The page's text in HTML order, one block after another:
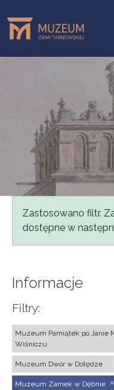
Komunikat
Zastosowano filtr.
dostępne w
Informacje
Filtry:
Muzeum Pamiątek po Janie
Wiśniczu
Muzeum Dwór w Dołędze
Muzeum Zamek w Dębnie